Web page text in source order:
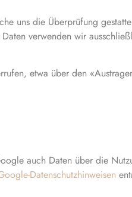
uns die Überprüfung
verwenden wir
etwa über den
auch Daten über die
Datenschutzhinweisen